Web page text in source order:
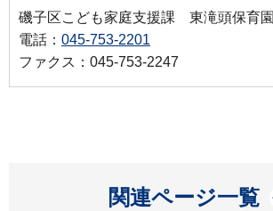
磯子区こども家庭支援課 東滝頭保育園
電話： 045-753-2201
ファクス：045-753-2247
関連ページ一覧
開く